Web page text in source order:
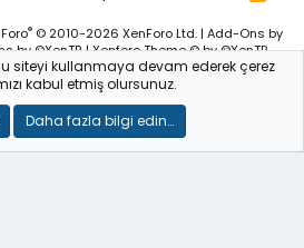
S
® © 2010-2026 XenForo Ltd.| Add-Ons by
by ©XenTR|Xenforo Theme© by ©XenTR
izinsiz kullananlar hakkında T.C.K
göre yasal işlem başlatılacağını
olarak beyan ederiz!
– Tüm Hakları Saklıdır © 2025-2026
siteyi kullanmaya devam ederek çerez
kabul etmiş olursunuz.
Daha fazla bilgi edin…